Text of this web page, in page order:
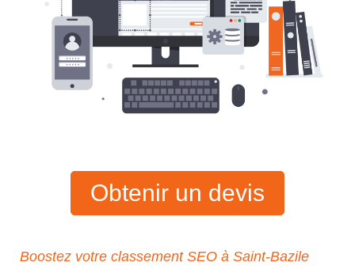
Obtenir un devis
Boostez votre classement SEO à Saint-Bazile